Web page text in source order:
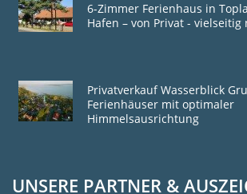
6-Zimmer Ferienhaus in
Hafen – von Privat - vielseitig
Privatverkauf Wasserblick
Ferienhäuser mit optimaler
Himmelsausrichtung
UNSERE PARTNER &